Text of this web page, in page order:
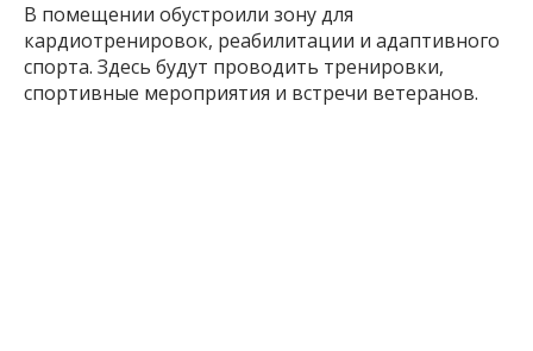
В помещении обустроили зону для
кардиотренировок, реабилитации и адаптивного
спорта. Здесь будут проводить тренировки,
спортивные мероприятия и встречи ветеранов.